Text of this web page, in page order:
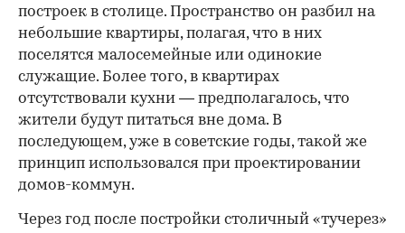
построек в столице. Пространство он разбил на
небольшие квартиры, полагая, что в них
поселятся малосемейные или одинокие
служащие. Более того, в квартирах
отсутствовали кухни — предполагалось, что
жители будут питаться вне дома. В
последующем, уже в советские годы, такой же
принцип использовался при проектировании
домов-коммун.
Через год после постройки столичный «тучерез»